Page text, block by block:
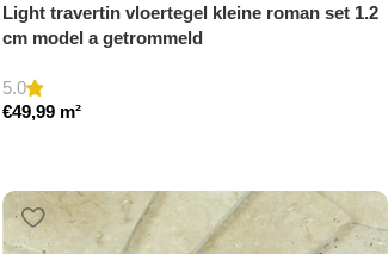
Light travertin vloertegel kleine roman set 1.2
cm model a getrommeld
5.0
€49,99 m²